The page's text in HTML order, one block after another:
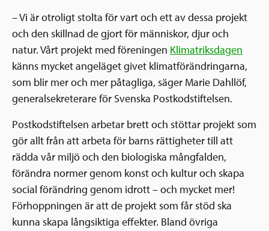
– Vi är otroligt stolta för vart och ett av dessa projekt
och den skillnad de gjort för människor, djur och
natur. Vårt projekt med föreningen Klimatriksdagen
känns mycket angeläget givet klimatförändringarna,
som blir mer och mer påtagliga, säger Marie Dahllöf,
generalsekreterare för Svenska Postkodstiftelsen.
Postkodstiftelsen arbetar brett och stöttar projekt som
gör allt från att arbeta för barns rättigheter till att
rädda vår miljö och den biologiska mångfalden,
förändra normer genom konst och kultur och skapa
social förändring genom idrott – och mycket mer!
Förhoppningen är att de projekt som får stöd ska
kunna skapa långsiktiga effekter. Bland övriga